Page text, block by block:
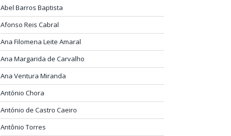
Abel Barros Baptista
Afonso Reis Cabral
Ana Filomena Leite Amaral
Ana Margarida de Carvalho
Ana Ventura Miranda
António Chora
António de Castro Caeiro
Antônio Torres